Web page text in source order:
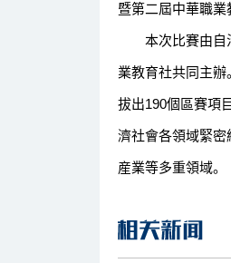
暨第二屆中華職
本次比賽由自治
業教育社共同主
拔出190個區賽項
濟社會各領域緊
産業等多重領域。